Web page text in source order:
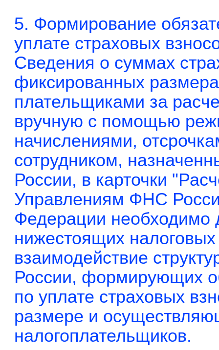
5. Формирование
уплате страховых
Сведения о суммах
фиксированных
плательщиками за
вручную с помощью
начислениями,
сотрудником,
России, в карточки
Управлениям ФНС
Федерации необходимо
нижестоящих налоговых
взаимодействие
России, формирующих
по уплате страховых
размере и
налогоплательщиков.